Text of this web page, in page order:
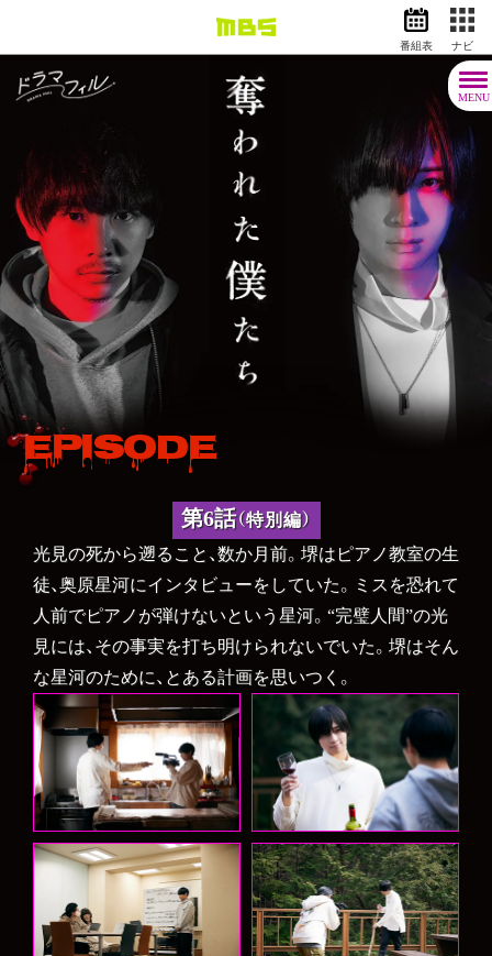
情報・報道
ドラマ
アニメ
スポーツ
動画イズム ニュース
天気・防災 イベント
映画 アナウンサー
グッズ
EN
番組表 ナビ
MENU
Episode
第6話（特別編）
光見の死から遡ること、数か月前。堺はピアノ教室の生
徒、奥原星河にインタビューをしていた。ミスを恐れて
人前でピアノが弾けないという星河。“完璧人間”の光
見には、その事実を打ち明けられないでいた。堺はそん
な星河のために、とある計画を思いつく。